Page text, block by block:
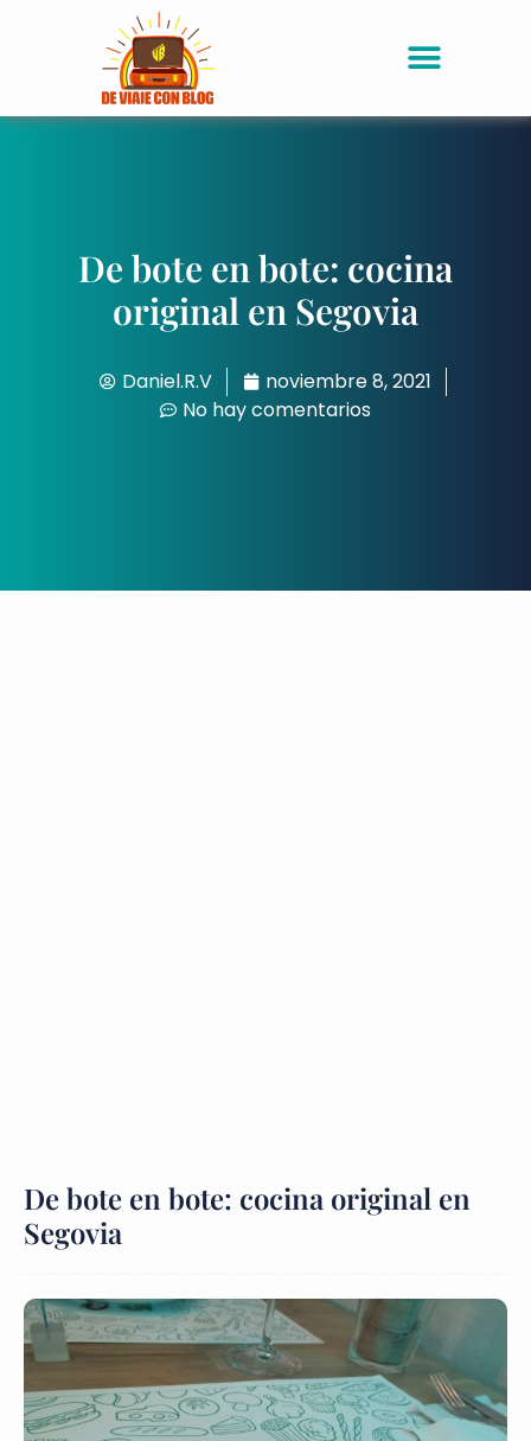
De bote en bote: cocina
original en Segovia
Daniel.R.V
noviembre 8, 2021
No hay comentarios
De bote en bote: cocina original en
Segovia